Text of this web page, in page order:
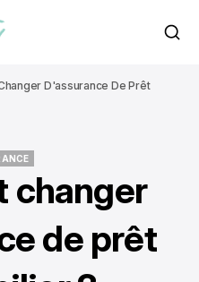
D'assurance De Prêt
changer
de prêt